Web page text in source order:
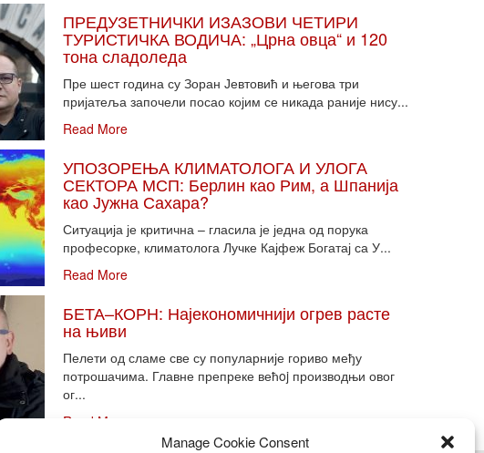
Manage Cookie Consent
ПРЕДУЗЕТНИЧКИ ИЗАЗОВИ ЧЕТИРИ
ТУРИСТИЧКА ВОДИЧА: „Црна овца“ и 120
тона сладоледа
Пре шест година су Зоран Јевтовић и његова три
пријатеља започели посао којим се никада раније нису...
Read More
УПОЗОРЕЊА КЛИМАТОЛОГА И УЛОГА
СЕКТОРА МСП: Берлин као Рим, а Шпанија
као Јужна Сахара?
Ситуација је критична – гласила је једна од порука
професорке, климатолога Лучке Кајфеж Богатај са У...
Read More
БЕТА–КОРН: Најекономичнији огрев расте
на њиви
Пелети од сламе све су популарније гориво међу
потрошачима. Главне препреке већoj производњи овог
ог...
Read More